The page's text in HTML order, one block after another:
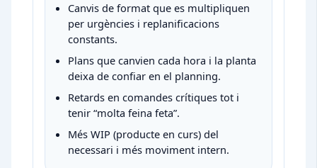
Canvis de format que es multipliquen
per urgències i replanificacions
constants.
Plans que canvien cada hora i la planta
deixa de confiar en el planning.
Retards en comandes crítiques tot i
tenir “molta feina feta”.
Més WIP (producte en curs) del
necessari i més moviment intern.